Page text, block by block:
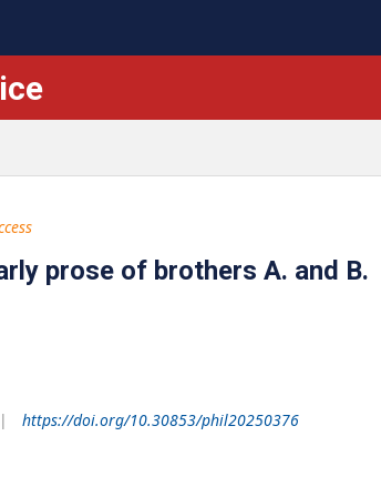
prose of brothers A. and B.
https://doi.org/10.30853/phil20250376